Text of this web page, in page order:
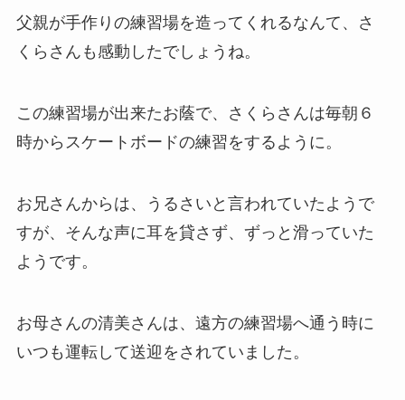
父親が手作りの練習場を造ってくれるなんて、さ
くらさんも感動したでしょうね。
この練習場が出来たお蔭で、さくらさんは毎朝６
時からスケートボードの練習をするように。
お兄さんからは、うるさいと言われていたようで
すが、そんな声に耳を貸さず、ずっと滑っていた
ようです。
お母さんの清美さんは、遠方の練習場へ通う時に
いつも運転して送迎をされていました。